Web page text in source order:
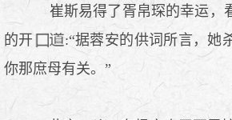
崔斯易得了胥帛琛的幸运，
的开
:“据蓉安的供词所言，她
你那庶母有关。”